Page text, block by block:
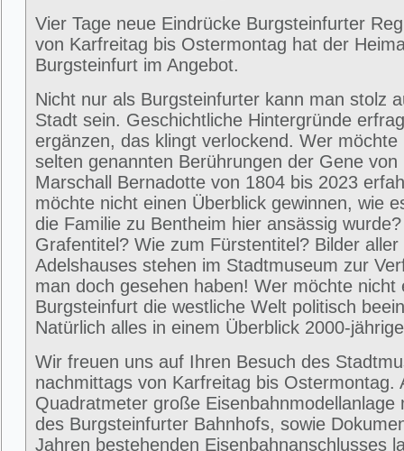
Vier Tage neue Eindrücke Burgsteinfurter
von Karfreitag bis Ostermontag hat der
Burgsteinfurt im Angebot.
Nicht nur als Burgsteinfurter kann man stolz
Stadt sein. Geschichtliche Hintergründe
ergänzen, das klingt verlockend. Wer möchte
selten genannten Berührungen der Gene von
Marschall Bernadotte von 1804 bis 2023
möchte nicht einen Überblick gewinnen, wie
die Familie zu Bentheim hier ansässig
Grafentitel? Wie zum Fürstentitel? Bilder
Adelshauses stehen im Stadtmuseum zur
man doch gesehen haben! Wer möchte nicht
Burgsteinfurt die westliche Welt politisch
Natürlich alles in einem Überblick 2000-
Wir freuen uns auf Ihren Besuch des
nachmittags von Karfreitag bis Ostermontag.
Quadratmeter große Eisenbahnmodellanlage
des Burgsteinfurter Bahnhofs, sowie
Jahren bestehenden Eisenbahnanschlusses